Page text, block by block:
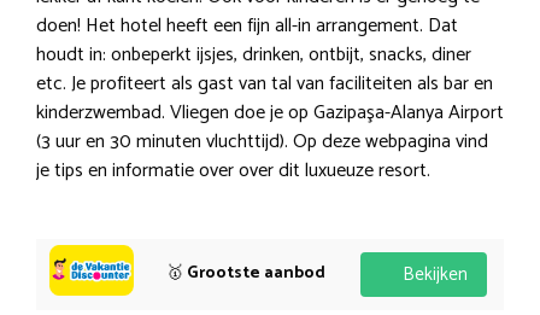
doen! Het hotel heeft een fijn all-in arrangement. Dat
houdt in: onbeperkt ijsjes, drinken, ontbijt, snacks, diner
etc. Je profiteert als gast van tal van faciliteiten als bar en
kinderzwembad. Vliegen doe je op Gazipaşa-Alanya Airport
(3 uur en 30 minuten vluchttijd). Op deze webpagina vind
je tips en informatie over over dit luxueuze resort.
🥇 Grootste aanbod Bekijken